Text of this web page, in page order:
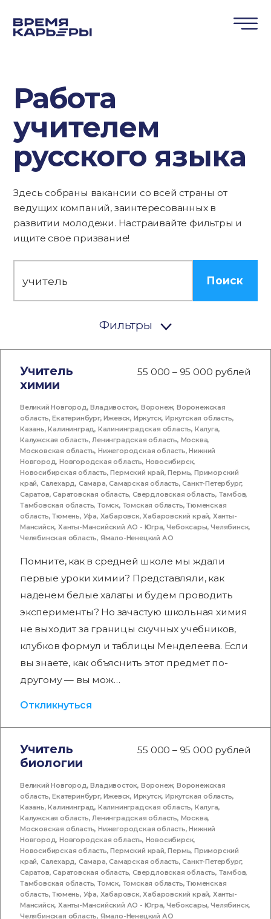
Работа
учителем
русского языка
Здесь собраны вакансии со всей страны от
ведущих компаний, заинтересованных в
развитии молодежи. Настраивайте фильтры и
ищите свое призвание!
Поиск
Фильтры
Учитель
химии
55 000 – 95 000 рублей
Великий Новгород,Владивосток, Воронеж,Воронежская
область,Екатеринбург,Ижевск, Иркутск,Иркутская область,
Казань,Калининград, Калининградская область, Калуга,
Калужская область,Ленинградская область, Москва,
Московская область,Нижегородская область,Нижний
Новгород,Новгородская область, Новосибирск,
Новосибирская область,Пермский край,Пермь,Приморский
край, Салехард, Самара,Самарская область,Санкт-Петербург,
Саратов,Саратовская область,Свердловская область, Тамбов,
Тамбовская область,Томск, Томская область,Тюменская
область,Тюмень, Уфа, Хабаровск,Хабаровский край, Ханты-
Мансийск,Ханты-Мансийский АО - Югра,Чебоксары,Челябинск,
Челябинская область, Ямало-Ненецкий АО
Помните, как в средней школе мы ждали
первые уроки химии? Представляли, как
наденем белые халаты и будем проводить
эксперименты? Но зачастую школьная химия
не выходит за границы скучных учебников,
клубков формул и таблицы Менделеева. Если
вы знаете, как объяснить этот предмет по-
другому — вы мож…
Откликнуться
Учитель
биологии
55 000 – 95 000 рублей
Великий Новгород,Владивосток, Воронеж,Воронежская
область,Екатеринбург,Ижевск, Иркутск,Иркутская область,
Казань,Калининград, Калининградская область, Калуга,
Калужская область,Ленинградская область, Москва,
Московская область,Нижегородская область,Нижний
Новгород,Новгородская область, Новосибирск,
Новосибирская область,Пермский край,Пермь,Приморский
край, Салехард, Самара,Самарская область,Санкт-Петербург,
Саратов,Саратовская область,Свердловская область, Тамбов,
Тамбовская область,Томск, Томская область,Тюменская
область,Тюмень, Уфа, Хабаровск,Хабаровский край, Ханты-
Мансийск,Ханты-Мансийский АО - Югра,Чебоксары,Челябинск,
Челябинская область, Ямало-Ненецкий АО